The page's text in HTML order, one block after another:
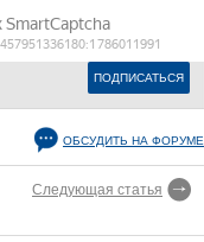
ОБСУДИТЬ НА ФОРУМЕ
Следующая статья